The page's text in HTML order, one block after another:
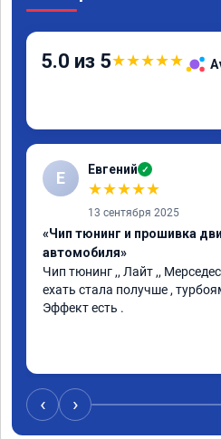
5.0 из 5★★★★★
Е Евгений ✓
★★★★★
13 сентября 2025
«Чип тюнинг и прошивка
автомобиля»
Чип тюнинг ,, Лайт ,,
ехать стала получше ,
Эффект есть .
‹ ›